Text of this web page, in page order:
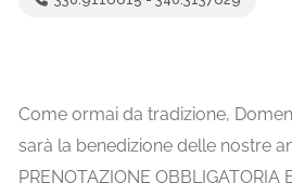
Come ormai da tradizione,
sarà la benedizione delle nostre
PRENOTAZIONE OBBLIGATORIA